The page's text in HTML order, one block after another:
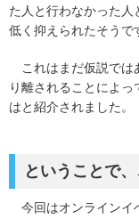
た人と行わなかった
低く抑えられたそうで
これはまだ仮説では
り離されることによ
はと紹介されました。
ということで、
今回はオンラインイ